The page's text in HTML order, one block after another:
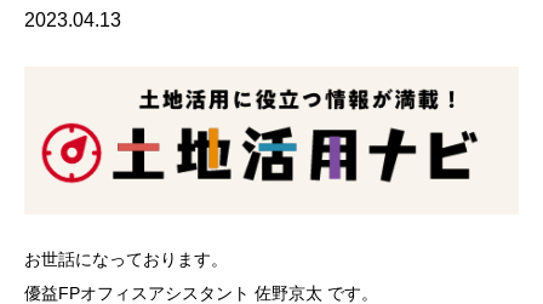
2023.04.13
お世話になっております。
優益FPオフィスアシスタント 佐野京太 です。